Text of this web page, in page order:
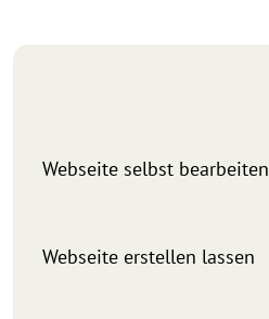
Webseite selbst bearbeiten
Webseite erstellen lassen